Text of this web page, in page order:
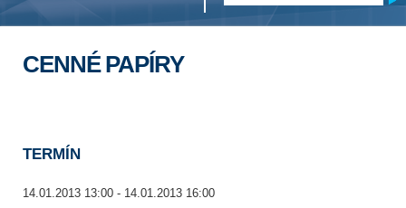
CENNÉ PAPÍRY
TERMÍN
14.01.2013 13:00 - 14.01.2013 16:00